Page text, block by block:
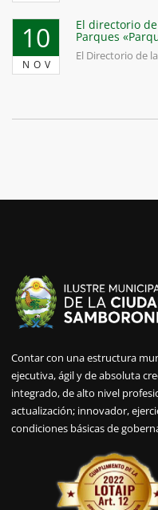
10
NOV
El directorio
Parques
El Directorio de
Contar con una estructura
ejecutiva, ágil y de absoluta
integrado, de alto nivel
actualización; innovador,
condiciones básicas de